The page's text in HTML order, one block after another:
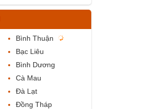
Bình Thuận
Bạc Liêu
Bình Dương
Cà Mau
Đà Lạt
Đồng Tháp